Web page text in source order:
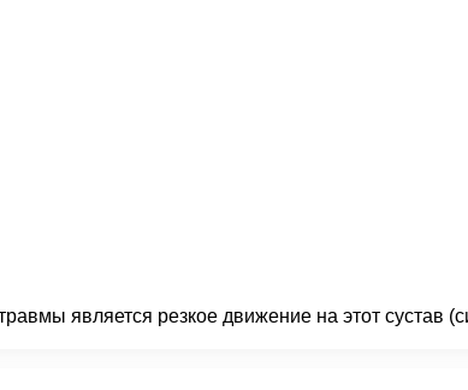
является резкое движение на этот сустав